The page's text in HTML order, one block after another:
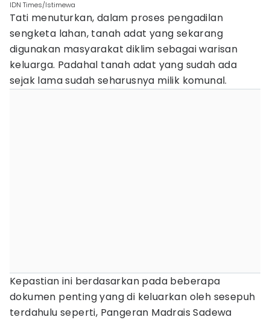
IDN Times/Istimewa
Tati menuturkan, dalam proses pengadilan
sengketa lahan, tanah adat yang sekarang
digunakan masyarakat diklim sebagai warisan
keluarga. Padahal tanah adat yang sudah ada
sejak lama sudah seharusnya milik komunal.
Kepastian ini berdasarkan pada beberapa
dokumen penting yang di keluarkan oleh sesepuh
terdahulu seperti, Pangeran Madrais Sadewa